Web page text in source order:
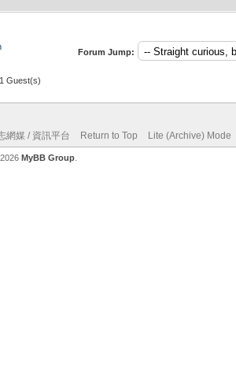
Forum Jump:
Guest(s)
網媒 / 資訊平台 Return to Top Lite (Archive) Mode
MyBB Group